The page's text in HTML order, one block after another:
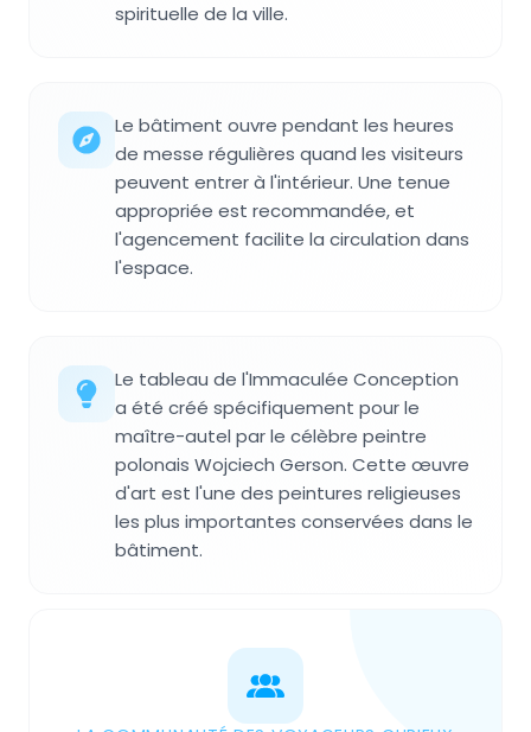
spirituelle de la ville.
Le bâtiment ouvre pendant les heures
de messe régulières quand les visiteurs
peuvent entrer à l'intérieur. Une tenue
appropriée est recommandée, et
l'agencement facilite la circulation dans
l'espace.
Le tableau de l'Immaculée Conception
a été créé spécifiquement pour le
maître-autel par le célèbre peintre
polonais Wojciech Gerson. Cette œuvre
d'art est l'une des peintures religieuses
les plus importantes conservées dans le
bâtiment.